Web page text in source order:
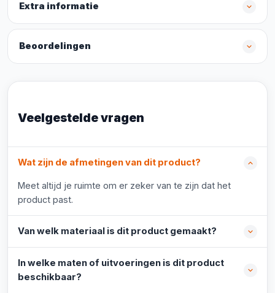
Extra informatie
Beoordelingen
Veelgestelde vragen
Wat zijn de afmetingen van dit product?
Meet altijd je ruimte om er zeker van te zijn dat het
product past.
Van welk materiaal is dit product gemaakt?
In welke maten of uitvoeringen is dit product
beschikbaar?